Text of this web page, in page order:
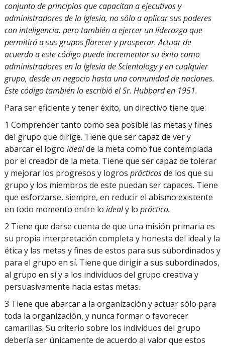
conjunto de principios que capacitan a ejecutivos y
administradores de la Iglesia, no sólo a aplicar sus poderes
con inteligencia, pero también a ejercer un liderazgo que
permitirá a sus grupos florecer y prosperar. Actuar de
acuerdo a este código puede incrementar su éxito como
administradores en la Iglesia de Scientology y en cualquier
grupo, desde un negocio hasta una comunidad de naciones.
Este código también lo escribió el Sr. Hubbard en 1951.
Para ser eficiente y tener éxito, un directivo tiene que:
1 Comprender tanto como sea posible las metas y fines
del grupo que dirige. Tiene que ser capaz de ver y
abarcar el logro idealde la meta como fue contemplada
por el creador de la meta. Tiene que ser capaz de tolerar
y mejorar los progresos y logros prácticosde los que su
grupo y los miembros de este puedan ser capaces. Tiene
que esforzarse, siempre, en reducir el abismo existente
en todo momento entre lo idealy lo práctico.
2 Tiene que darse cuenta de que una misión primaria es
su propia interpretación completa y honesta del ideal y la
ética y las metas y fines de estos para sus subordinados y
para el grupo en sí. Tiene que dirigir a sus subordinados,
al grupo en sí y a los individuos del grupo creativa y
persuasivamente hacia estas metas.
3 Tiene que abarcar a la organización y actuar sólo para
toda la organización, y nunca formar o favorecer
camarillas. Su criterio sobre los individuos del grupo
debería ser únicamente de acuerdo al valor que estos